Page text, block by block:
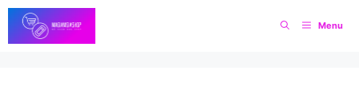
Skip
to
content
Menu